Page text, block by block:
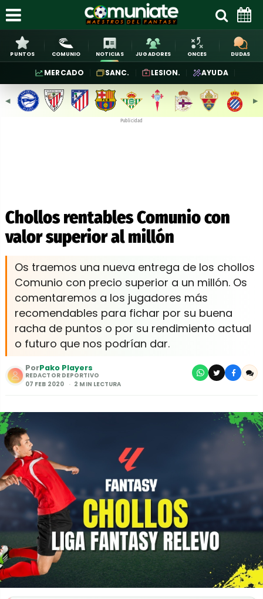
PUNTOS COMUNIO NOTICIAS JUGADORES ONCES DUDAS
MERCADO SANC. LESION. AYUDA
◀︎ ▶︎
Publicidad
Chollos rentables Comunio con
valor superior al millón
Os traemos una nueva entrega de los chollos
Comunio con precio superior a un millón. Os
comentaremos a los jugadores más
recomendables para fichar por su buena
racha de puntos o por su rendimiento actual
o futuro que nos podrían dar.
PorPako Players
REDACTOR DEPORTIVO
07 FEB 2020
2 MIN LECTURA